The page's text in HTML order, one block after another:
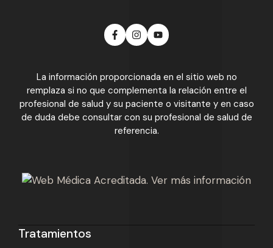
La información proporcionada en el sitio web no
remplaza si no que complementa la relación entre el
profesional de salud y su paciente o visitante y en caso
de duda debe consultar con su profesional de salud de
referencia.
Tratamientos